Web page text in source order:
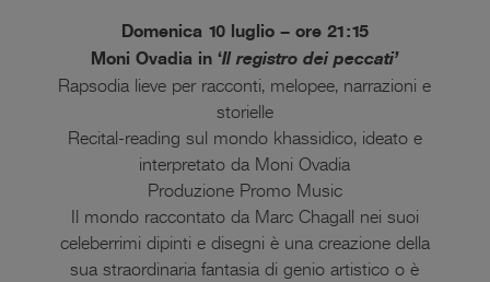
Domenica 10 luglio – ore 21:15
Moni Ovadia in ‘Il registro dei peccati’
Rapsodia lieve per racconti, melopee, narrazioni e
storielle
Recital-reading sul mondo khassidico, ideato e
interpretato da Moni Ovadia
Produzione Promo Music
Il mondo raccontato da Marc Chagall nei suoi
celeberrimi dipinti e disegni è una creazione della
sua straordinaria fantasia di genio artistico o è